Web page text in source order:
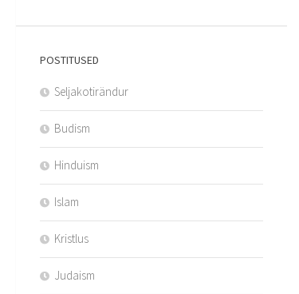
POSTITUSED
Seljakotirändur
Budism
Hinduism
Islam
Kristlus
Judaism